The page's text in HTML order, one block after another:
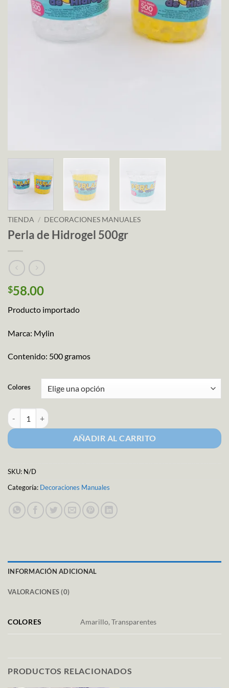
TIENDA / DECORACIONES MANUALES
Perla de Hidrogel 500gr
$58.00
Producto importado
Marca: Mylin
Contenido: 500 gramos
Colores
Perla de Hidrogel 500gr cantidad
AÑADIR AL CARRITO
SKU: N/D
Categoría: Decoraciones Manuales
INFORMACIÓN ADICIONAL
VALORACIONES (0)
COLORES Amarillo, Transparentes
PRODUCTOS RELACIONADOS